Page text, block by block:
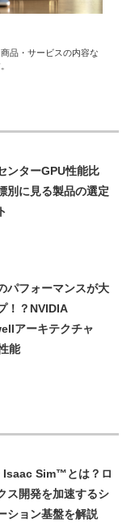
品・サービスの内容な
ンターGPU性能比
別に見る製品の選定
パフォーマンスが大
！？NVIDIA
アーキテクチャ
能
Isaac Sim™とは？ロ
ス開発を加速するシ
ション基盤を解説